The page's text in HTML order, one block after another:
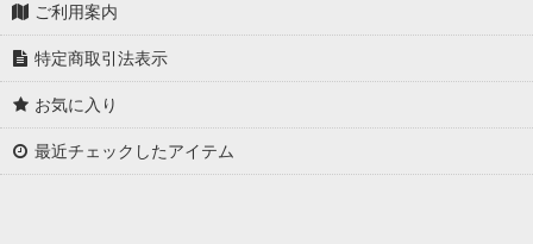
ご利用案内
特定商取引法表示
お気に入り
最近チェックしたアイテム